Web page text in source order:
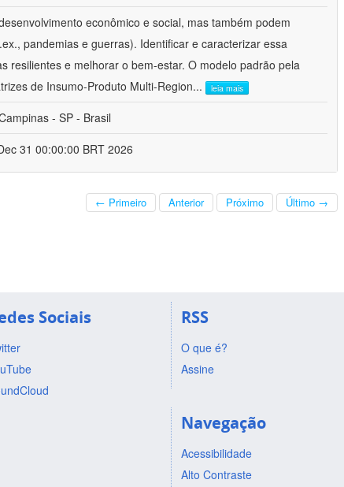
econômico e social, mas também podem
pandemias e guerras). Identificar e caracterizar essa
resilientes e melhorar o bem-estar. O modelo padrão pela
de Insumo-Produto Multi-Region... leia mais
- SP - Brasil
31 00:00:00 BRT 2026
← Primeiro Anterior Próximo Último →
Sociais RSS
O que é?
Assine
Navegação
Acessibilidade
Alto Contraste